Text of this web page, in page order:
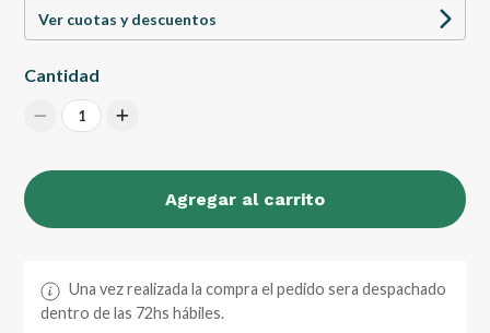
Ver cuotas y descuentos
Cantidad
1
Agregar al carrito
Una vez realizada la compra el pedido sera despachado
dentro de las 72hs hábiles.